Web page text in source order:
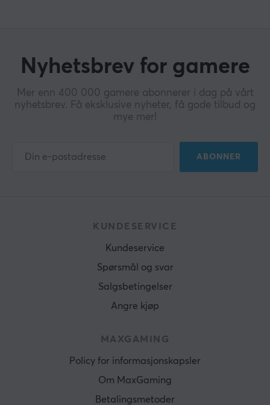
Nyhetsbrev for gamere
Mer enn 400 000 gamere abonnerer i dag på vårt
nyhetsbrev. Få eksklusive nyheter, få gode tilbud og
mye mer!
ABONNER
KUNDESERVICE
Kundeservice
Spørsmål og svar
Salgsbetingelser
Angre kjøp
MAXGAMING
Policy for informasjonskapsler
Om MaxGaming
Betalingsmetoder